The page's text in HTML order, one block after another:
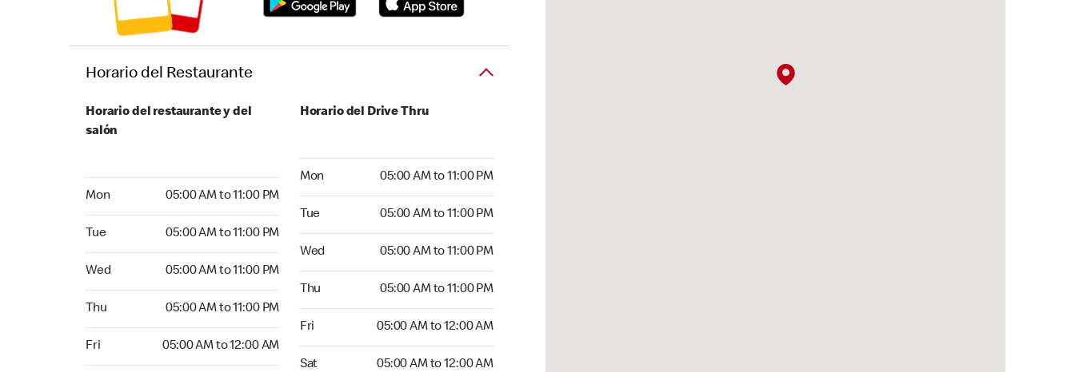
Horario del Restaurante
Horario del restaurante y del
salón
Mon 05:00 AM to 11:00 PM
Tue 05:00 AM to 11:00 PM
Wed 05:00 AM to 11:00 PM
Thu 05:00 AM to 11:00 PM
Fri 05:00 AM to 12:00 AM
Horario del Drive Thru
Mon 05:00 AM to 11:00 PM
Tue 05:00 AM to 11:00 PM
Wed 05:00 AM to 11:00 PM
Thu 05:00 AM to 11:00 PM
Fri 05:00 AM to 12:00 AM
Sat 05:00 AM to 12:00 AM